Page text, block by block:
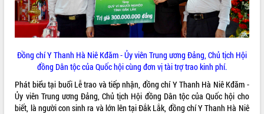
Đồng chí Y Thanh Hà Niê Kđăm - Ủy viên Trung ương Đảng, Chủ tịch Hội
đồng Dân tộc của Quốc hội cùng đơn vị tài trợ trao kinh phí.
Phát biểu tại buổi Lễ trao và tiếp nhận, đồng chí Y Thanh Hà Niê Kđăm -
Ủy viên Trung ương Đảng, Chủ tịch Hội đồng Dân tộc của Quốc hội cho
biết, là người con sinh ra và lớn lên tại Đắk Lắk, đồng chí Y Thanh Hà Niê